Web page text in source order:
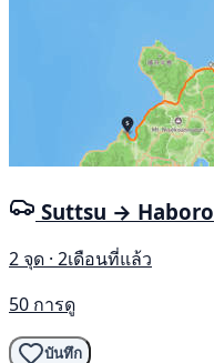
Suttsu → Haboro
2 จุด · 2เดือนที่แล้ว
50 การดู
บันทึก